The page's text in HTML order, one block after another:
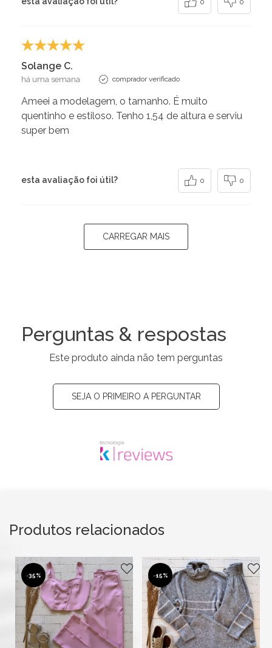
Solange C.
há uma semana comprador verificado
Ameei a modelagem, o tamanho. É muito
quentinho e estiloso. Tenho 1,54 de altura e serviu
super bem
esta avaliação foi útil? 0 0
CARREGAR MAIS
Perguntas & respostas
Este produto ainda não tem perguntas
SEJA O PRIMEIRO A PERGUNTAR
Produtos relacionados
-35% -15%